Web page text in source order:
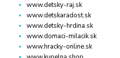
www.detsky-raj.sk
www.detskaradost.sk
www.detsky-hrdina.sk
www.domaci-milacik.sk
www.hracky-online.sk